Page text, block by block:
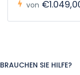
von
BRAUCHEN SIE HILFE?